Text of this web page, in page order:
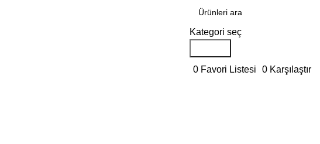
Kategori seç
0 Favori Listesi 0 Karşılaştır